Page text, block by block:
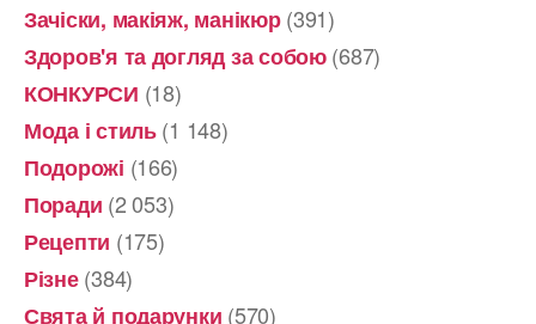
Зачіски, макіяж, манікюр(391)
Здоров'я та догляд за собою(687)
КОНКУРСИ (18)
Мода і стиль(1 148)
Подорожі (166)
Поради (2 053)
Рецепти (175)
Різне(384)
Свята й подарунки (570)